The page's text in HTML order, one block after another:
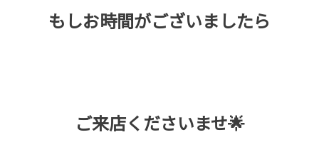
もしお時間がございましたら
ご来店くださいませ🌟